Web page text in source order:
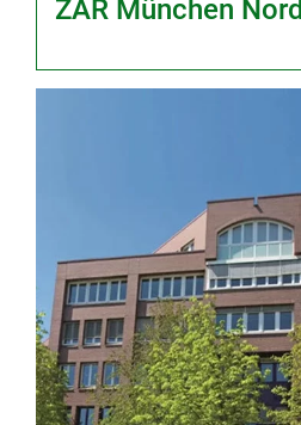
ZAR München Nord